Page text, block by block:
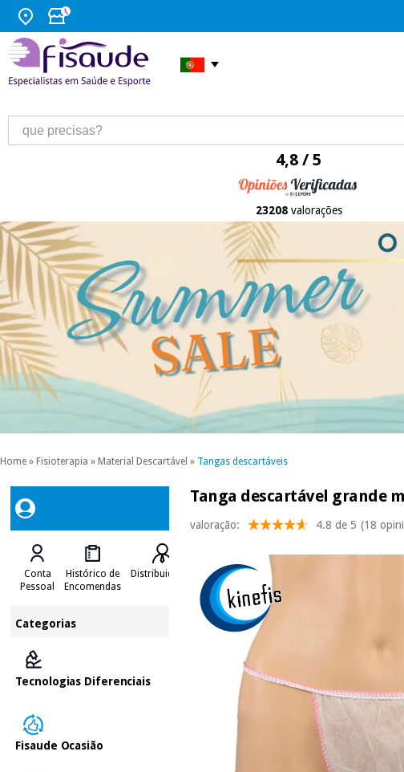
4,8 / 5
23208valorações
Home » Fisioterapia » Material Descartável » Tangas descartáveis
Conta
Pessoal
Histórico de
Encomendas
Distribuidores
Categorias
Tecnologias Diferenciais
Fisaude Ocasião
Tanga descartável grande
valoração: 4.8 de 5 (18